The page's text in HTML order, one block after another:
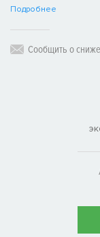
Подробнее
Сообщить о